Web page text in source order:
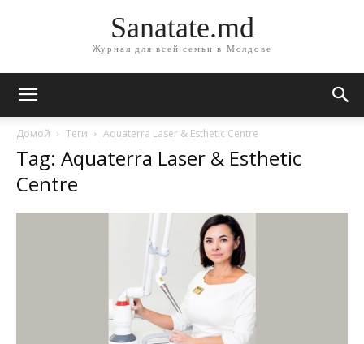
Sanatate.md
Журнал для всей семьи в Молдове
Домой Теги Aquaterra Laser & Esthetic Centre
Tag: Aquaterra Laser & Esthetic
Centre